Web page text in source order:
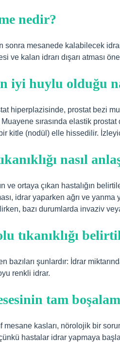
nedir?
sonra mesanede kalabilecek
ve kalan idrarı dışarı atması
iyi huylu olduğu
hiperplazisinde, prostat bezi
sırasında elastik
kitle (nodül) elle hissedilir.
nasıl
ve ortaya çıkan hastalığın
idrar yaparken ağrı ve
bazı durumlarda invaziv
tıkanıklığı
bazıları şunlardır: İdrar
renkli idrar.
tam
mesane kasları, nörolojik bir
hastalar idrar yapmaya